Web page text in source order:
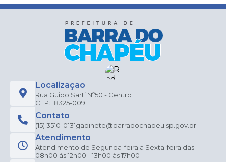
Localização
Rua Guido Sarti Nº50 - Centro
CEP: 18325-009
Contato
(15) 3510-0131gabinete@barradochapeu.sp.gov.br
Atendimento
Atendimento de Segunda-feira a Sexta-feira das
08h00 às 12h00 - 13h00 às 17h00